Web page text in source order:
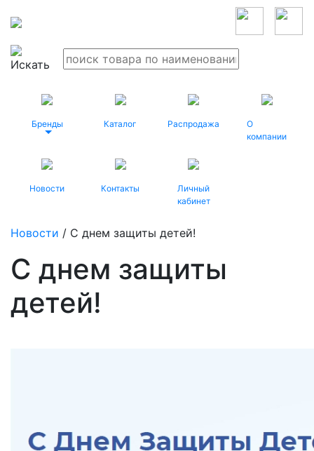
Бренды Каталог Распродажа
О
компании
Новости Контакты
Личный
кабинет
Новости / С днем защиты детей!
С днем защиты
детей!